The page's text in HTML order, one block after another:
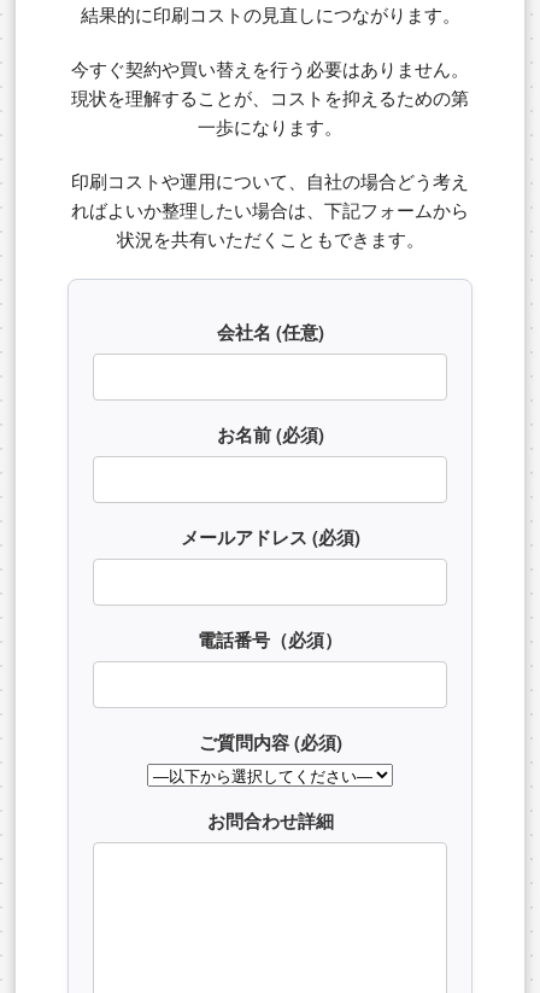
結果的に印刷コストの見直しにつながります。
今すぐ契約や買い替えを行う必要はありません。
現状を理解することが、コストを抑えるための第
一歩になります。
印刷コストや運用について、自社の場合どう考え
ればよいか整理したい場合は、下記フォームから
状況を共有いただくこともできます。
会社名 (任意)
お名前 (必須)
メールアドレス (必須)
電話番号（必須）
ご質問内容 (必須)
お問合わせ詳細